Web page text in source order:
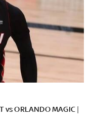
vs ORLANDO MAGIC |